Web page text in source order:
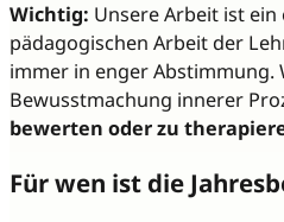
Wichtig: Unsere Arbeit ist
pädagogischen Arbeit der
immer in enger Abstimmung.
Bewusstmachung innerer
bewerten oder zu
Für wen ist die